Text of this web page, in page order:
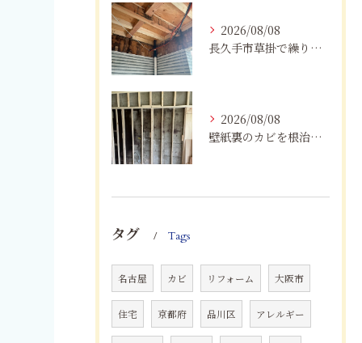
2026/08/08
長久手市草掛で繰り返すカビにお困りの方へ｜原因から解決策まで紹介
2026/08/08
壁紙裏のカビを根治！下地交換と防カビリフォームの重要性
タグ Tags
名古屋 カビ リフォーム 大阪市
住宅 京都府 品川区 アレルギー